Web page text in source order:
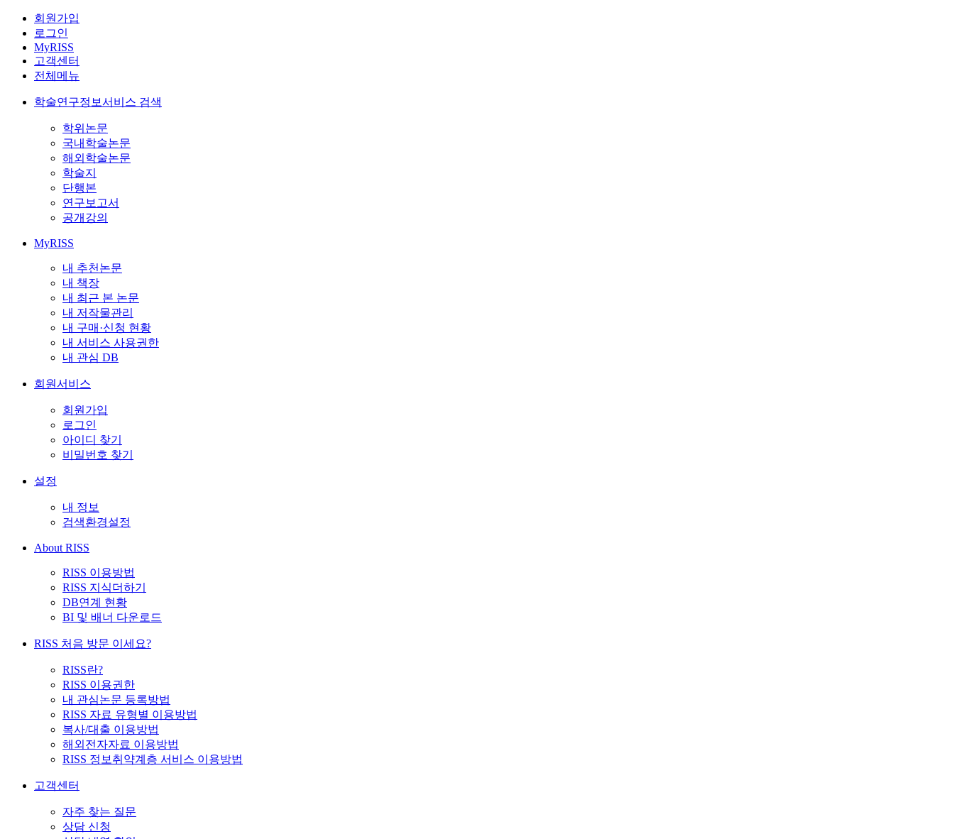
회원가입
로그인
MyRISS
고객센터
전체메뉴
학술연구정보서비스 검색
학위논문
국내학술논문
해외학술논문
학술지
단행본
연구보고서
공개강의
MyRISS
내 추천논문
내 책장
내 최근 본 논문
내 저작물관리
내 구매·신청 현황
내 서비스 사용권한
내 관심 DB
회원서비스
회원가입
로그인
아이디 찾기
비밀번호 찾기
설정
내 정보
검색환경설정
About RISS
RISS 이용방법
RISS 지식더하기
DB연계 현황
BI 및 배너 다운로드
RISS 처음 방문 이세요?
RISS란?
RISS 이용권한
내 관심논문 등록방법
RISS 자료 유형별 이용방법
복사/대출 이용방법
해외전자자료 이용방법
RISS 정보취약계층 서비스 이용방법
고객센터
자주 찾는 질문
상담 신청